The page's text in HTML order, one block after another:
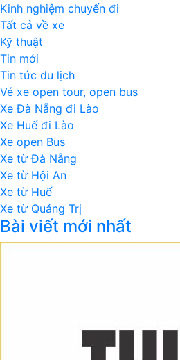
Kinh nghiệm chuyến đi
Tất cả về xe
Kỹ thuật
Tin mới
Tin tức du lịch
Vé xe open tour, open bus
Xe Đà Nẵng đi Lào
Xe Huế đi Lào
Xe open Bus
Xe từ Đà Nẵng
Xe từ Hội An
Xe từ Huế
Xe từ Quảng Trị
Bài viết mới nhất